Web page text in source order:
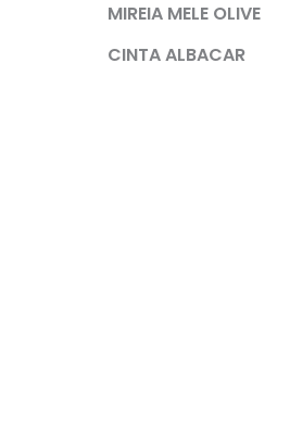
MIREIA MELE OLIVE
CINTA ALBACAR